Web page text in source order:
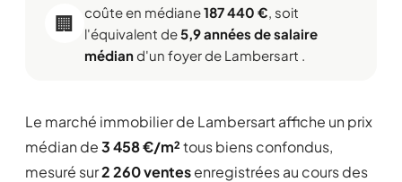
🏢
coûte en médiane187 440 €, soit
l'équivalent de5,9 années de salaire
médiand'un foyer de Lambersart .
Le marché immobilier de Lambersart affiche un prix
médian de3 458 €/m²tous biens confondus,
mesuré sur2 260 ventesenregistrées au cours des